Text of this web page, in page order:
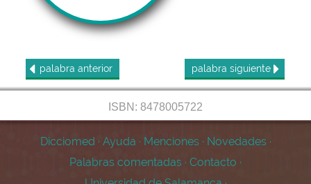
palabra anterior palabra siguiente
ISBN: 8478005722
Dicciomed · Ayuda · Menciones · Novedades ·
Palabras comentadas · Contacto ·